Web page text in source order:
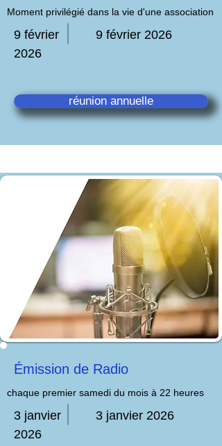
Moment privilégié dans la vie d'une association
9 février
2026
9 février 2026
réunion annuelle
Émission de Radio
chaque premier samedi du mois à 22 heures
3 janvier
2026
3 janvier 2026